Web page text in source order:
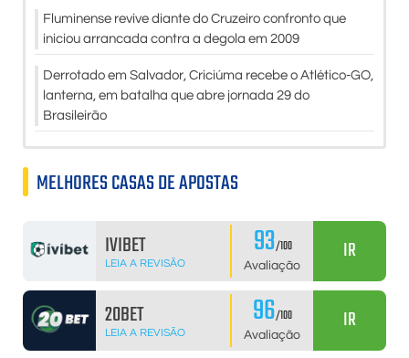
Fluminense revive diante do Cruzeiro confronto que
iniciou arrancada contra a degola em 2009
Derrotado em Salvador, Criciúma recebe o Atlético-GO,
lanterna, em batalha que abre jornada 29 do
Brasileirão
MELHORES CASAS DE APOSTAS
IVIBET
LEIA A REVISÃO 93/100
Avaliação
IR
20BET
LEIA A REVISÃO 96/100
Avaliação
IR